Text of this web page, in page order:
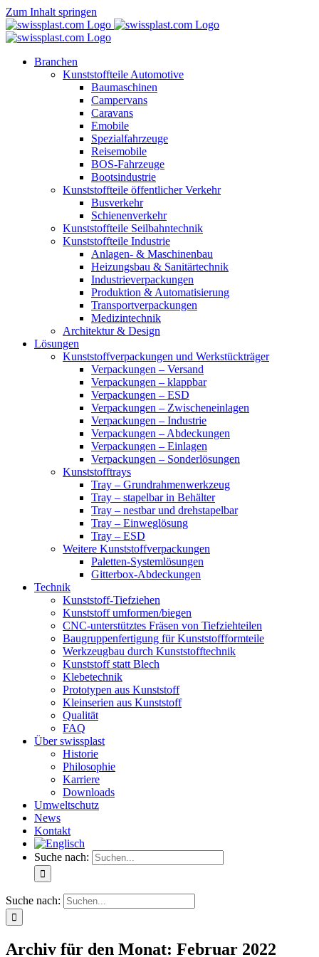
Zum Inhalt springen
Branchen
Kunststoffteile Automotive
Baumaschinen
Campervans
Caravans
Emobile
Spezialfahrzeuge
Reisemobile
BOS-Fahrzeuge
Bootsindustrie
Kunststoffteile öffentlicher Verkehr
Busverkehr
Schienenverkehr
Kunststoffteile Seilbahntechnik
Kunststoffteile Industrie
Anlagen- & Maschinenbau
Heizungsbau & Sanitärtechnik
Industrieverpackungen
Produktion & Automatisierung
Transportverpackungen
Medizintechnik
Architektur & Design
Lösungen
Kunststoffverpackungen und Werkstückträger
Verpackungen – Versand
Verpackungen – klappbar
Verpackungen – ESD
Verpackungen – Zwischeneinlagen
Verpackungen – Industrie
Verpackungen – Abdeckungen
Verpackungen – Einlagen
Verpackungen – Sonderlösungen
Kunststofftrays
Tray – Grundrahmenwerkzeug
Tray – stapelbar in Behälter
Tray – nestbar und drehstapelbar
Tray – Einweglösung
Tray – ESD
Weitere Kunststoffverpackungen
Paletten-Systemlösungen
Gitterbox-Abdeckungen
Technik
Kunststoff-Tiefziehen
Kunststoff umformen/biegen
CNC-unterstütztes Fräsen von Tiefziehteilen
Baugruppenfertigung für Kunststoffformteile
Werkzeugbau durch Kunststofftechnik
Kunststoff statt Blech
Klebetechnik
Prototypen aus Kunststoff
Kleinserien aus Kunststoff
Qualität
FAQ
Über swissplast
Historie
Philosophie
Karriere
Downloads
Umweltschutz
News
Kontakt
Suche nach:
Suche nach:
Archiv für den Monat: Februar 2022